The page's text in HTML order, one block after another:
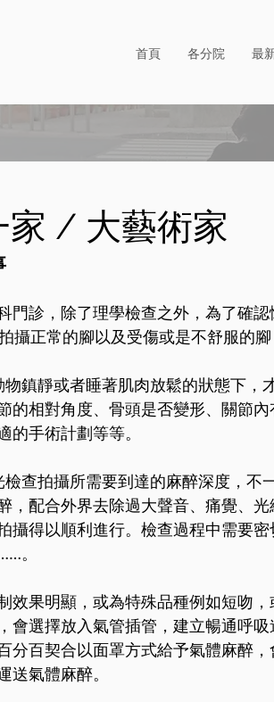
首頁 各分院 最
家 / 大藝術家
門診，除了理學檢查之外，為了確
攝正常的腳以及受傷或是不舒服的腳
鎮靜或者睡著肌肉放鬆的狀態下，
的相對角度、骨頭是否變形、關節
的手術計劃等等。
查拍攝所需要到達的麻醉深度，不
，配合外界去除過大聲音、痛覺、光
攝得以順利進行。檢查過程中需要
。
效果明顯，或為特殊品種例如短吻
會選擇放入氣管插管，建立暢通呼
分百契合以面罩方式給予氣體麻醉
送氣體麻醉。